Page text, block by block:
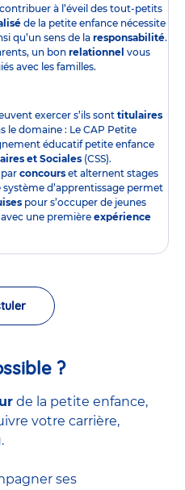
à l’éveil des tout-petits
de la petite enfance nécessite
qu’un sens de la responsabilité.
un bon relationnel vous
avec les familles.
exercer s’ils sont titulaires
le domaine : Le CAP Petite
éducatif petite enfance
et Sociales (CSS).
par concours et alternent stages
d’apprentissage permet
pour s’occuper de jeunes
une première expérience
?
de la petite enfance,
votre carrière,
ses